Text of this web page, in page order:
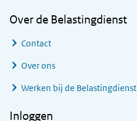
Over de Belastingdienst
Contact
Over ons
Werken bij de Belastingdienst
Inloggen